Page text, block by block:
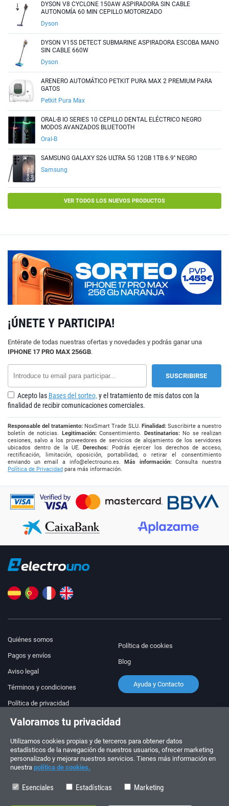
DYSON V8 CYCLONE 150AW ASPIRADORA SIN CABLE
AUTONOMÍA 60 MIN CEPILLO MOTORIZADO
Dyson
DYSON V15S DETECT SUBMARINE ASPIRADORA ESCOBA MANO
SIN CABLE 660W
Dyson
ARENERO AUTOMÁTICO PETKIT PURA MAX 2 PREMIUM PARA
GATOS
Petkit Pura Max
ORAL-B IO SERIES 10 CEPILLO DENTAL ELÉCTRICO NEGRO
MODOS AVANZADOS BLUETOOTH
Oral-B
SAMSUNG GALAXY S26 ULTRA 5G 12GB 1TB 6.9'' NEGRO
Samsung
VER TODOS LOS NUEVOS PRODUCTOS
¡ÚNETE Y PARTICIPA!
Entérate de todas nuestras ofertas y novedades y podrás ganar una
IPHONE 17 PRO MAX 256GB.
Acepto las Bases del sorteo, y el tratamiento de mis datos con la
finalidad de recibir comunicaciones comerciales.
Responsable del tratamiento: NoxSmart Trade SLU. Finalidad:Suscribirte a nuestro
boletín de noticias. Legitimación:Consentimiento. Destinatarios:No se realizan
cesiones, salvo a los proveedores de servicios de alojamiento de los servidores
ubicados dentro de la UE.Derechos: Podrás ejercer los derechos de acceso,
rectificación, limitación, oposición, portabilidad, o retirar el consentimiento
enviando un email a info@electrouno.es.Más información:Consulta nuestra
Política de Privacidad para más información.
Quiénes somos
Pagos y envíos
Aviso legal
Términos y condiciones
Política de privacidad
Política de cookies
Blog
Ayuda y Contacto
PEDIDOS Y CONSULTAS
+34 910 600 459
+34 622 219 640
HORARIO DE VERANO
¡Síguenos!
Valoramos tu privacidad
Utilizamos cookies propias y de terceros para obtener datos
estadísticos de la navegación de nuestros usuarios, ofrecer marketing
personalizado y mejorar nuestros servicios. Tienes más información en
nuestra política de cookies.
Esenciales Estadísticas Marketing